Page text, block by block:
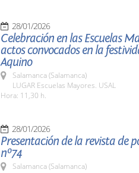
28/01/2026
Celebración en las Escuelas
actos convocados en la
Aquino
Salamanca (Salamanca)
LUGAR Escuelas Mayores. USAL
Hora: 11,30 h.
28/01/2026
Presentación de la revista de
nº74
Salamanca (Salamanca)